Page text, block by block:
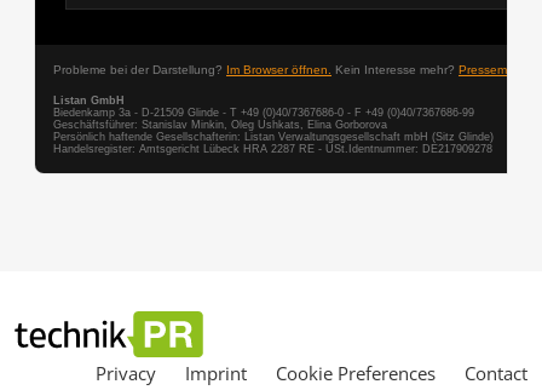
Privacy Imprint Cookie Preferences Contact